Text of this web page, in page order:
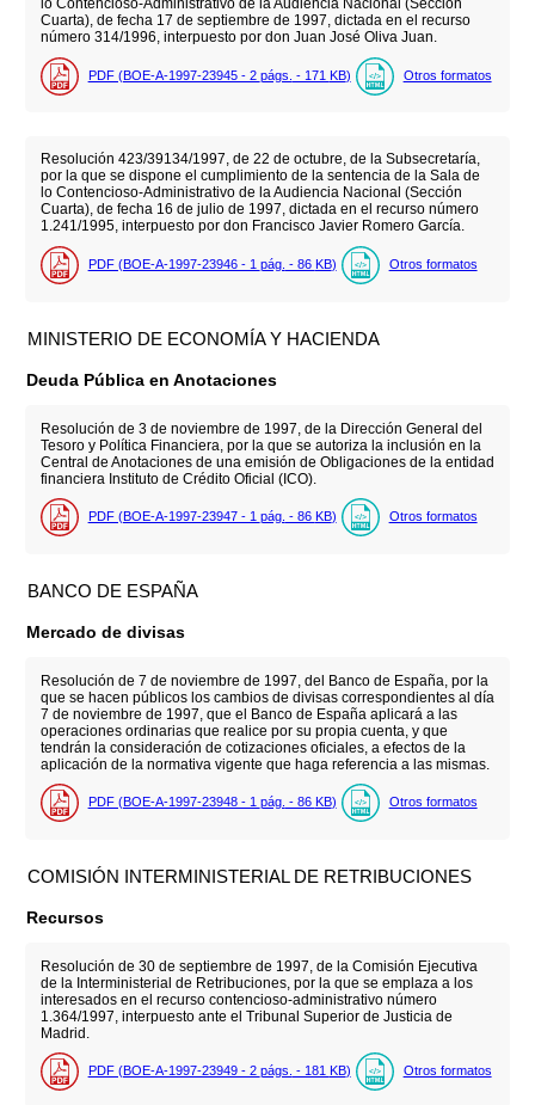
lo Contencioso-Administrativo de la Audiencia Nacional (Sección
Cuarta), de fecha 17 de septiembre de 1997, dictada en el recurso
número 314/1996, interpuesto por don Juan José Oliva Juan.
PDF (BOE-A-1997-23945 - 2 págs. - 171 KB) Otros formatos
Resolución 423/39134/1997, de 22 de octubre, de la Subsecretaría,
por la que se dispone el cumplimiento de la sentencia de la Sala de
lo Contencioso-Administrativo de la Audiencia Nacional (Sección
Cuarta), de fecha 16 de julio de 1997, dictada en el recurso número
1.241/1995, interpuesto por don Francisco Javier Romero García.
PDF (BOE-A-1997-23946 - 1 pág. - 86 KB) Otros formatos
MINISTERIO DE ECONOMÍA Y HACIENDA
Deuda Pública en Anotaciones
Resolución de 3 de noviembre de 1997, de la Dirección General del
Tesoro y Política Financiera, por la que se autoriza la inclusión en la
Central de Anotaciones de una emisión de Obligaciones de la entidad
financiera Instituto de Crédito Oficial (ICO).
PDF (BOE-A-1997-23947 - 1 pág. - 86 KB) Otros formatos
BANCO DE ESPAÑA
Mercado de divisas
Resolución de 7 de noviembre de 1997, del Banco de España, por la
que se hacen públicos los cambios de divisas correspondientes al día
7 de noviembre de 1997, que el Banco de España aplicará a las
operaciones ordinarias que realice por su propia cuenta, y que
tendrán la consideración de cotizaciones oficiales, a efectos de la
aplicación de la normativa vigente que haga referencia a las mismas.
PDF (BOE-A-1997-23948 - 1 pág. - 86 KB) Otros formatos
COMISIÓN INTERMINISTERIAL DE RETRIBUCIONES
Recursos
Resolución de 30 de septiembre de 1997, de la Comisión Ejecutiva
de la Interministerial de Retribuciones, por la que se emplaza a los
interesados en el recurso contencioso-administrativo número
1.364/1997, interpuesto ante el Tribunal Superior de Justicia de
Madrid.
PDF (BOE-A-1997-23949 - 2 págs. - 181 KB) Otros formatos